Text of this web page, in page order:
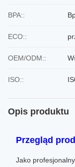
BPA::
ECO::
OEM/ODM::
ISO::
Opis produktu
Przegląd
Jako